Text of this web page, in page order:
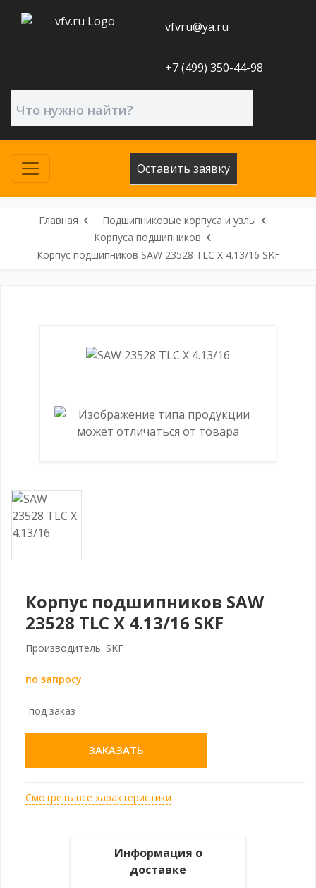
vfvru@ya.ru
+7 (499) 350-44-98
Оставить заявку
Главная
Подшипниковые корпуса и узлы
Корпуса подшипников
Корпус подшипников SAW 23528 TLC X 4.13/16 SKF
Корпус подшипников SAW
23528 TLC X 4.13/16 SKF
Производитель: SKF
по запросу
под заказ
ЗАКАЗАТЬ
Смотреть все характеристики
Информация о
доставке